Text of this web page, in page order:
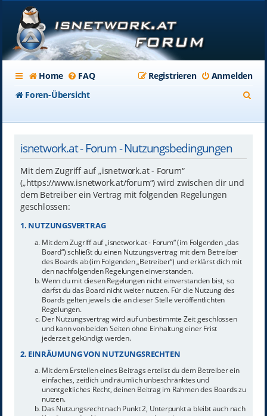
Home FAQ Anmelden
Registrieren
Foren-Übersicht
isnetwork.at - Forum - Nutzungsbedingungen
Mit dem Zugriff auf „isnetwork.at - Forum“
(„https://www.isnetwork.at/forum“) wird zwischen dir und
dem Betreiber ein Vertrag mit folgenden Regelungen
geschlossen:
1. NUTZUNGSVERTRAG
Mit dem Zugriff auf „isnetwork.at - Forum“ (im Folgenden „das
Board“) schließt du einen Nutzungsvertrag mit dem Betreiber
des Boards ab (im Folgenden „Betreiber“) und erklärst dich mit
den nachfolgenden Regelungen einverstanden.
Wenn du mit diesen Regelungen nicht einverstanden bist, so
darfst du das Board nicht weiter nutzen. Für die Nutzung des
Boards gelten jeweils die an dieser Stelle veröffentlichten
Regelungen.
Der Nutzungsvertrag wird auf unbestimmte Zeit geschlossen
und kann von beiden Seiten ohne Einhaltung einer Frist
jederzeit gekündigt werden.
2. EINRÄUMUNG VON NUTZUNGSRECHTEN
Mit dem Erstellen eines Beitrags erteilst du dem Betreiber ein
einfaches, zeitlich und räumlich unbeschränktes und
unentgeltliches Recht, deinen Beitrag im Rahmen des Boards zu
nutzen.
Das Nutzungsrecht nach Punkt 2, Unterpunkt a bleibt auch nach